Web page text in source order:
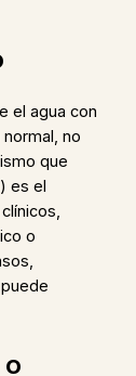
el agua con
no
que
es el
o